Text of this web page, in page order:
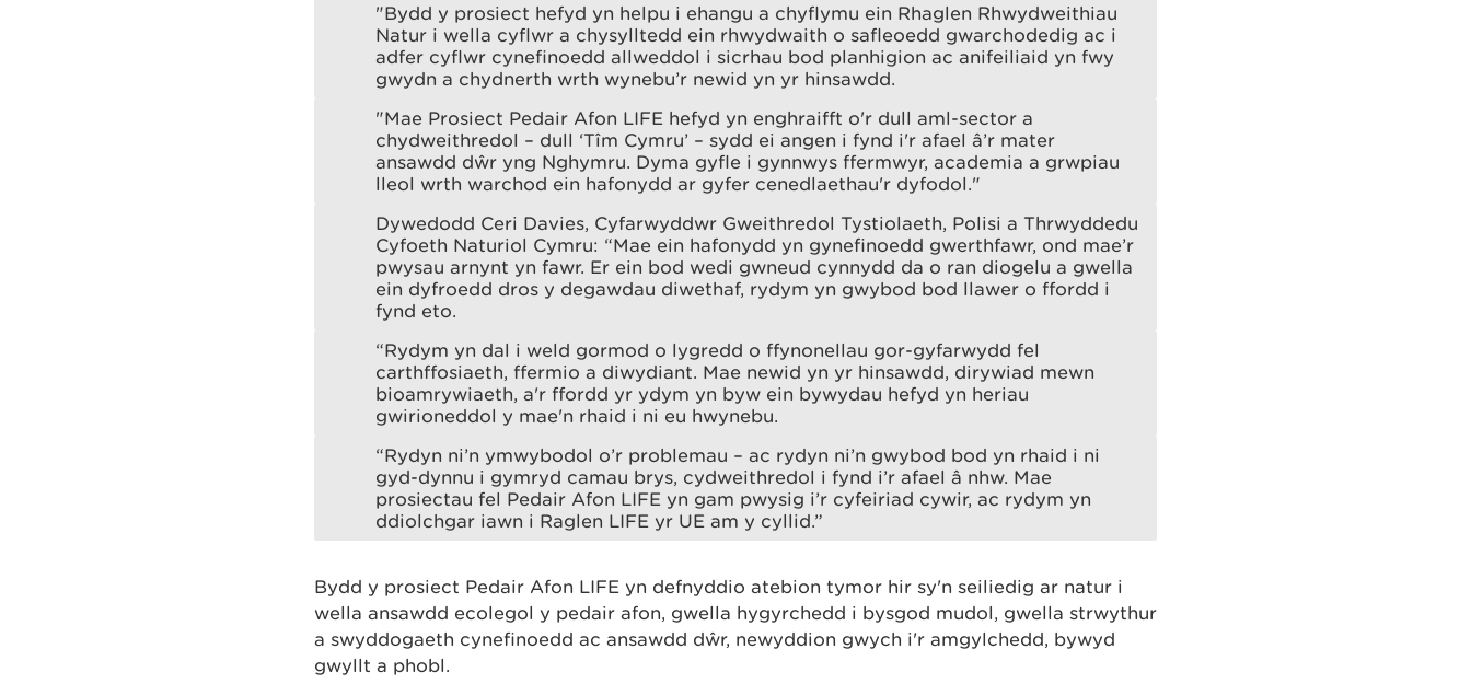
"Bydd y prosiect hefyd yn helpu i ehangu a chyflymu ein Rhaglen Rhwydweithiau
Natur i wella cyflwr a chysylltedd ein rhwydwaith o safleoedd gwarchodedig ac i
adfer cyflwr cynefinoedd allweddol i sicrhau bod planhigion ac anifeiliaid yn fwy
gwydn a chydnerth wrth wynebu’r newid yn yr hinsawdd.
"Mae Prosiect Pedair Afon LIFE hefyd yn enghraifft o'r dull aml-sector a
chydweithredol – dull ‘Tîm Cymru’ – sydd ei angen i fynd i'r afael â’r mater
ansawdd dŵr yng Nghymru. Dyma gyfle i gynnwys ffermwyr, academia a grwpiau
lleol wrth warchod ein hafonydd ar gyfer cenedlaethau'r dyfodol."
Dywedodd Ceri Davies, Cyfarwyddwr Gweithredol Tystiolaeth, Polisi a Thrwyddedu
Cyfoeth Naturiol Cymru: “Mae ein hafonydd yn gynefinoedd gwerthfawr, ond mae’r
pwysau arnynt yn fawr. Er ein bod wedi gwneud cynnydd da o ran diogelu a gwella
ein dyfroedd dros y degawdau diwethaf, rydym yn gwybod bod llawer o ffordd i
fynd eto.
“Rydym yn dal i weld gormod o lygredd o ffynonellau gor-gyfarwydd fel
carthffosiaeth, ffermio a diwydiant. Mae newid yn yr hinsawdd, dirywiad mewn
bioamrywiaeth, a'r ffordd yr ydym yn byw ein bywydau hefyd yn heriau
gwirioneddol y mae'n rhaid i ni eu hwynebu.
“Rydyn ni’n ymwybodol o’r problemau – ac rydyn ni’n gwybod bod yn rhaid i ni
gyd-dynnu i gymryd camau brys, cydweithredol i fynd i’r afael â nhw. Mae
prosiectau fel Pedair Afon LIFE yn gam pwysig i’r cyfeiriad cywir, ac rydym yn
ddiolchgar iawn i Raglen LIFE yr UE am y cyllid.”
Bydd y prosiect Pedair Afon LIFE yn defnyddio atebion tymor hir sy'n seiliedig ar natur i
wella ansawdd ecolegol y pedair afon, gwella hygyrchedd i bysgod mudol, gwella strwythur
a swyddogaeth cynefinoedd ac ansawdd dŵr, newyddion gwych i'r amgylchedd, bywyd
gwyllt a phobl.